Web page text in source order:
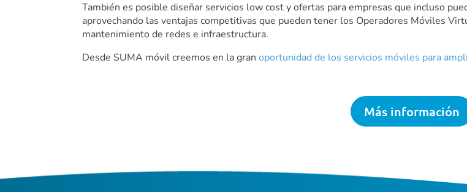
También es posible diseñar servicios low cost y ofertas para empresas que incluso
aprovechando las ventajas competitivas que pueden tener los Operadores Móviles
mantenimiento de redes e infraestructura.
Desde SUMA móvil creemos en la granoportunidad de los servicios móviles para
Más información